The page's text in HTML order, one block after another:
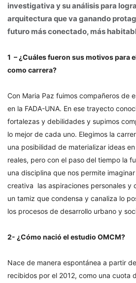
investigativa y su análisis para
arquitectura que va ganando
futuro más conectado, más
1 – ¿Cuáles fueron sus motivos para
como carrera?
Con Maria Paz fuimos compañeros de
en la FADA-UNA. En ese trayecto
fortalezas y debilidades y supimos
lo mejor de cada uno. Elegimos la
una posibilidad de materializar ideas
reales, pero con el paso del tiempo la
una disciplina que nos permite
creativa las aspiraciones personales y
un tamiz que condensa y canaliza lo
los procesos de desarrollo urbano y
2- ¿Cómo nació el estudio OMCM?
Nace de manera espontánea a partir
recibidos por el 2012, como una cuota